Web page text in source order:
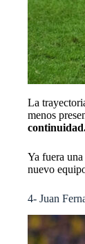
La
menos
Ya fuera
nuevo
4- Juan